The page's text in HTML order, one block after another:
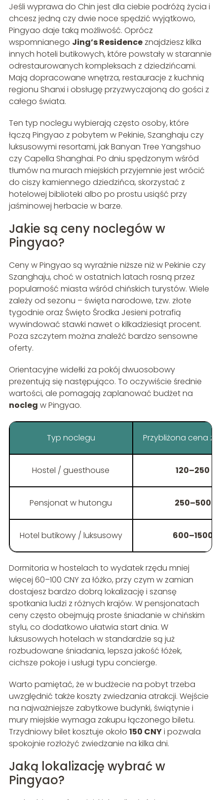
Jeśli wyprawa do Chin jest dla ciebie podróżą życia i
chcesz jedną czy dwie noce spędzić wyjątkowo,
Pingyao daje taką możliwość. Oprócz
wspomnianego Jing’s Residenceznajdziesz kilka
innych hoteli butikowych, które powstały w starannie
odrestaurowanych kompleksach z dziedzińcami.
Mają dopracowane wnętrza, restauracje z kuchnią
regionu Shanxi i obsługę przyzwyczajoną do gości z
całego świata.
Ten typ noclegu wybierają często osoby, które
łączą Pingyao z pobytem w Pekinie, Szanghaju czy
luksusowymi resortami, jak Banyan Tree Yangshuo
czy Capella Shanghai. Po dniu spędzonym wśród
tłumów na murach miejskich przyjemnie jest wrócić
do ciszy kamiennego dziedzińca, skorzystać z
hotelowej biblioteki albo po prostu usiąść przy
jaśminowej herbacie w barze.
Jakie są ceny noclegów w
Pingyao?
Ceny w Pingyao są wyraźnie niższe niż w Pekinie czy
Szanghaju, choć w ostatnich latach rosną przez
popularność miasta wśród chińskich turystów. Wiele
zależy od sezonu – święta narodowe, tzw. złote
tygodnie oraz Święto Środka Jesieni potrafią
wywindować stawki nawet o kilkadziesiąt procent.
Poza szczytem można znaleźć bardzo sensowne
oferty.
Orientacyjne widełki za pokój dwuosobowy
prezentują się następująco. To oczywiście średnie
wartości, ale pomagają zaplanować budżet na
nocleg w Pingyao.
Typ noclegu Przybliżona cena
Hostel / guesthouse 120–250
Pensjonat w hutongu 250–500
Hotel butikowy / luksusowy 600–1500
Dormitoria w hostelach to wydatek rzędu mniej
więcej 60–100 CNY za łóżko, przy czym w zamian
dostajesz bardzo dobrą lokalizację i szansę
spotkania ludzi z różnych krajów. W pensjonatach
ceny często obejmują proste śniadanie w chińskim
stylu, co dodatkowo ułatwia start dnia. W
luksusowych hotelach w standardzie są już
rozbudowane śniadania, lepsza jakość łóżek,
cichsze pokoje i usługi typu concierge.
Warto pamiętać, że w budżecie na pobyt trzeba
uwzględnić także koszty zwiedzania atrakcji. Wejście
na najważniejsze zabytkowe budynki, świątynie i
mury miejskie wymaga zakupu łączonego biletu.
Trzydniowy bilet kosztuje około 150 CNYi pozwala
spokojnie rozłożyć zwiedzanie na kilka dni.
Jaką lokalizację wybrać w
Pingyao?